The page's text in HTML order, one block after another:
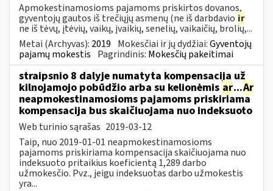
Apmokestinamosioms pajamoms priskirtos dovanos,
gyventojų gautos iš trečiųjų asmenų (ne iš darbdavio ir
ne iš tėvų, įtėvių, vaikų, įvaikių, senelių, vaikaičių, brolių,...
Metai (Archyvas): 2019 Mokesčiai ir jų dydžiai:Gyventojų
pajamų mokestis Pagrindinis: Mokesčių pakeitimai
straipsnio 8 dalyje numatyta kompensacija už
kilnojamojo pobūdžio arba su kelionėmis ar...Ar
neapmokestinamosioms pajamoms priskiriama
kompensacija bus skaičiuojama nuo indeksuoto
Web turinio sąrašas 2019-03-12
Taip, nuo 2019-01-01 neapmokestinamosioms
pajamoms priskiriama kompensacija skaičiuojama nuo
indeksuoto pritaikius koeficientą 1,289 darbo
užmokesčio. Pvz., jeigu indeksuotas darbo užmokestis
yra...